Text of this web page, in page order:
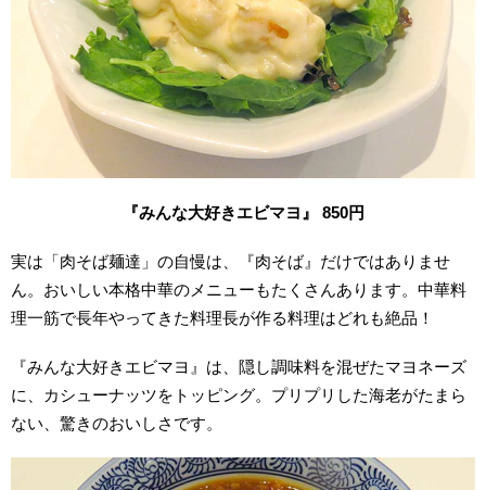
『みんな大好きエビマヨ』 850円
実は「肉そば麺達」の自慢は、『肉そば』だけではありませ
ん。おいしい本格中華のメニューもたくさんあります。中華料
理一筋で長年やってきた料理長が作る料理はどれも絶品！
『みんな大好きエビマヨ』は、隠し調味料を混ぜたマヨネーズ
に、カシューナッツをトッピング。プリプリした海老がたまら
ない、驚きのおいしさです。